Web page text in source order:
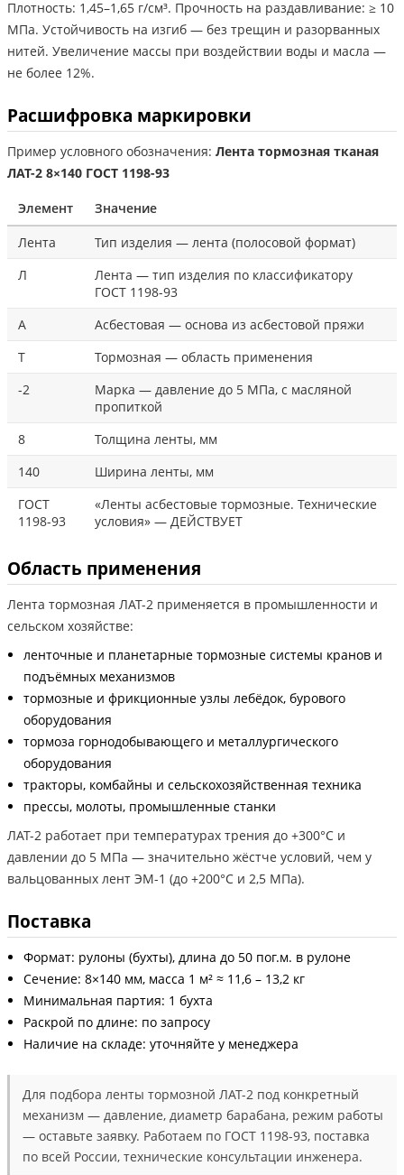
Плотность: 1,45–1,65 г/см³. Прочность на раздавливание: ≥ 10
МПа. Устойчивость на изгиб — без трещин и разорванных
нитей. Увеличение массы при воздействии воды и масла —
не более 12%.
Расшифровка маркировки
Пример условного обозначения: Лента тормозная тканая
ЛАТ-2 8×140 ГОСТ 1198-93
Элемент
Значение
Лента
Тип изделия — лента (полосовой формат)
Л
Лента — тип изделия по классификатору
ГОСТ 1198-93
А
Асбестовая — основа из асбестовой пряжи
Т
Тормозная — область применения
-2
Марка — давление до 5 МПа, с масляной
пропиткой
8
Толщина ленты, мм
140
Ширина ленты, мм
ГОСТ
1198-93
«Ленты асбестовые тормозные. Технические
условия» — ДЕЙСТВУЕТ
Область применения
Лента тормозная ЛАТ-2 применяется в промышленности и
сельском хозяйстве:
ленточные и планетарные тормозные системы кранов и
подъёмных механизмов
тормозные и фрикционные узлы лебёдок, бурового
оборудования
тормоза горнодобывающего и металлургического
оборудования
тракторы, комбайны и сельскохозяйственная техника
прессы, молоты, промышленные станки
ЛАТ-2 работает при температурах трения до +300°С и
давлении до 5 МПа — значительно жёстче условий, чем у
вальцованных лент ЭМ-1 (до +200°С и 2,5 МПа).
Поставка
Формат: рулоны (бухты), длина до 50 пог.м. в рулоне
Сечение: 8×140 мм, масса 1 м² ≈ 11,6 – 13,2 кг
Минимальная партия: 1 бухта
Раскрой по длине: по запросу
Наличие на складе: уточняйте у менеджера
Для подбора ленты тормозной ЛАТ-2 под конкретный
механизм — давление, диаметр барабана, режим работы
— оставьте заявку. Работаем по ГОСТ 1198-93, поставка
по всей России, технические консультации инженера.